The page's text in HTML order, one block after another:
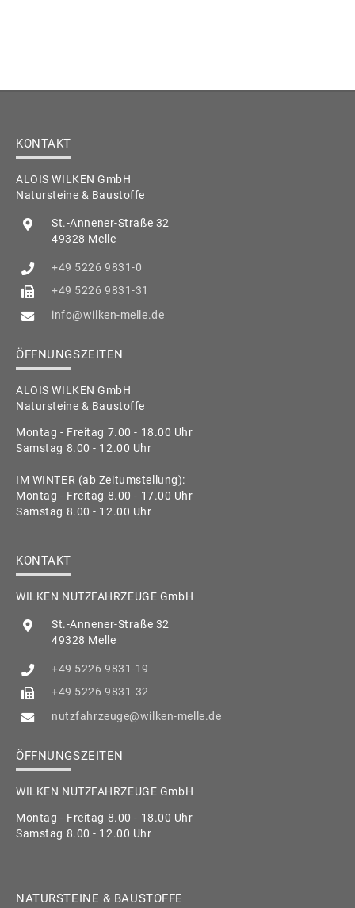
KONTAKT
ALOIS WILKEN GmbH
Natursteine & Baustoffe
St.-Annener-Straße 32
49328 Melle
+49 5226 9831-0
+49 5226 9831-31
info@wilken-melle.de
ÖFFNUNGSZEITEN
ALOIS WILKEN GmbH
Natursteine & Baustoffe
Montag - Freitag 7.00 - 18.00 Uhr
Samstag 8.00 - 12.00 Uhr
IM WINTER (ab Zeitumstellung):
Montag - Freitag 8.00 - 17.00 Uhr
Samstag 8.00 - 12.00 Uhr
KONTAKT
WILKEN NUTZFAHRZEUGE GmbH
St.-Annener-Straße 32
49328 Melle
+49 5226 9831-19
+49 5226 9831-32
nutzfahrzeuge@wilken-melle.de
ÖFFNUNGSZEITEN
WILKEN NUTZFAHRZEUGE GmbH
Montag - Freitag 8.00 - 18.00 Uhr
Samstag 8.00 - 12.00 Uhr
NATURSTEINE & BAUSTOFFE